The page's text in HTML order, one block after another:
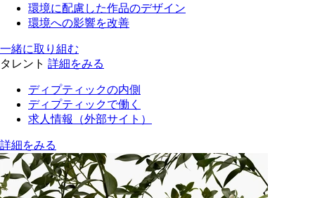
環境に配慮した作品のデザイン
環境への影響を改善
一緒に取り組む
タレント 詳細をみる
ディプティックの内側
ディプティックで働く
求人情報（外部サイト）
詳細をみる